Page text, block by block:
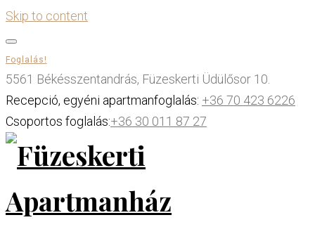
Skip to content
Foglalás!
5561 Békésszentandrás, Füzeskerti Üdülősor 10.
Recepció, egyéni apartmanfoglalás: +36 70 423 6226
Csoportos foglalás:+36 30 011 87 27